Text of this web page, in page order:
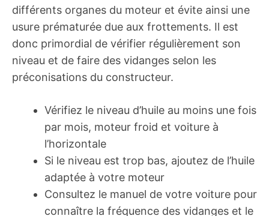
différents organes du moteur et évite ainsi une
usure prématurée due aux frottements. Il est
donc primordial de vérifier régulièrement son
niveau et de faire des vidanges selon les
préconisations du constructeur.
Vérifiez le niveau d’huile au moins une fois
par mois, moteur froid et voiture à
l’horizontale
Si le niveau est trop bas, ajoutez de l’huile
adaptée à votre moteur
Consultez le manuel de votre voiture pour
connaître la fréquence des vidanges et le